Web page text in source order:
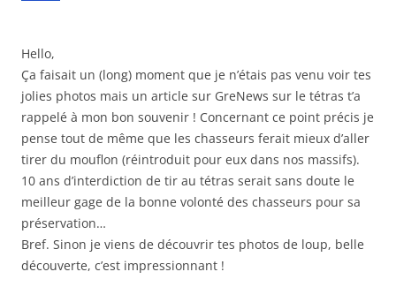
Hello,
Ça faisait un (long) moment que je n’étais pas venu voir tes
jolies photos mais un article sur GreNews sur le tétras t’a
rappelé à mon bon souvenir ! Concernant ce point précis je
pense tout de même que les chasseurs ferait mieux d’aller
tirer du mouflon (réintroduit pour eux dans nos massifs).
10 ans d’interdiction de tir au tétras serait sans doute le
meilleur gage de la bonne volonté des chasseurs pour sa
préservation…
Bref. Sinon je viens de découvrir tes photos de loup, belle
découverte, c’est impressionnant !